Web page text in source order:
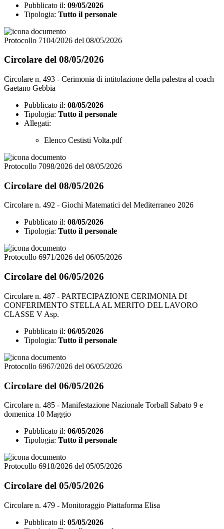
Pubblicato il: 09/05/2026
Tipologia: Tutto il personale
Protocollo 7104/2026 del 08/05/2026
Circolare del 08/05/2026
Circolare n. 493 - Cerimonia di intitolazione della palestra al coach
Gaetano Gebbia
Pubblicato il: 08/05/2026
Tipologia: Tutto il personale
Allegati:
Elenco Cestisti Volta.pdf
Protocollo 7098/2026 del 08/05/2026
Circolare del 08/05/2026
Circolare n. 492 - Giochi Matematici del Mediterraneo 2026
Pubblicato il: 08/05/2026
Tipologia: Tutto il personale
Protocollo 6971/2026 del 06/05/2026
Circolare del 06/05/2026
Circolare n. 487 - PARTECIPAZIONE CERIMONIA DI
CONFERIMENTO STELLA AL MERITO DEL LAVORO
CLASSE V Asp.
Pubblicato il: 06/05/2026
Tipologia: Tutto il personale
Protocollo 6967/2026 del 06/05/2026
Circolare del 06/05/2026
Circolare n. 485 - Manifestazione Nazionale Torball Sabato 9 e
domenica 10 Maggio
Pubblicato il: 06/05/2026
Tipologia: Tutto il personale
Protocollo 6918/2026 del 05/05/2026
Circolare del 05/05/2026
Circolare n. 479 - Monitoraggio Piattaforma Elisa
Pubblicato il: 05/05/2026